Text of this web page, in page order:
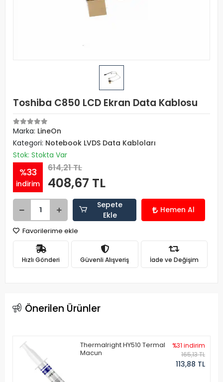
Toshiba C850 LCD Ekran Data Kablosu
Marka: LineOn
Kategori: Notebook LVDS Data Kabloları
Stok: Stokta Var
%33
indirim
614,21 TL
408,67 TL
Sepete
Ekle
Hemen Al
Favorilerime ekle
Hızlı Gönderi Güvenli Alışveriş İade ve Değişim
Önerilen Ürünler
Thermalright HY510 Termal
Macun
%31 indirim
165,13 TL
113,88 TL